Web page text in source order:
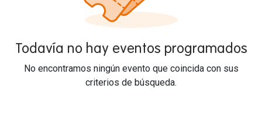
Todavía no hay eventos programados
No encontramos ningún evento que coincida con sus
criterios de búsqueda.